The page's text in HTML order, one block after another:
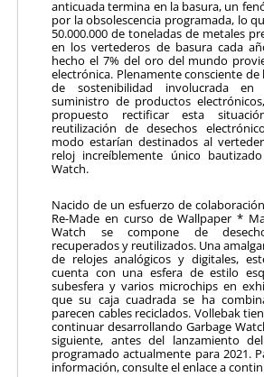
anticuada termina en la basura, un
por la obsolescencia programada, lo
50.000.000 de toneladas de metales
en los vertederos de basura cada
hecho el 7% del oro del mundo
electrónica. Plenamente consciente
de sostenibilidad involucrada
suministro de productos
propuesto rectificar esta
reutilización de desechos
modo estarían destinados al
reloj increíblemente único
Watch.
Nacido de un esfuerzo de
Re-Made en curso de Wallpaper *
Watch se compone de
recuperados y reutilizados. Una
de relojes analógicos y digitales,
cuenta con una esfera de estilo
subesfera y varios microchips en
que su caja cuadrada se ha
parecen cables reciclados. Vollebak
continuar desarrollando Garbage
siguiente, antes del lanzamiento
programado actualmente para 2021.
información, consulte el enlace a